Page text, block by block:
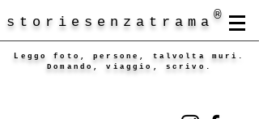
storiesenzatrama ®
Leggo foto, persone, talvolta muri.
Domando, viaggio, scrivo.